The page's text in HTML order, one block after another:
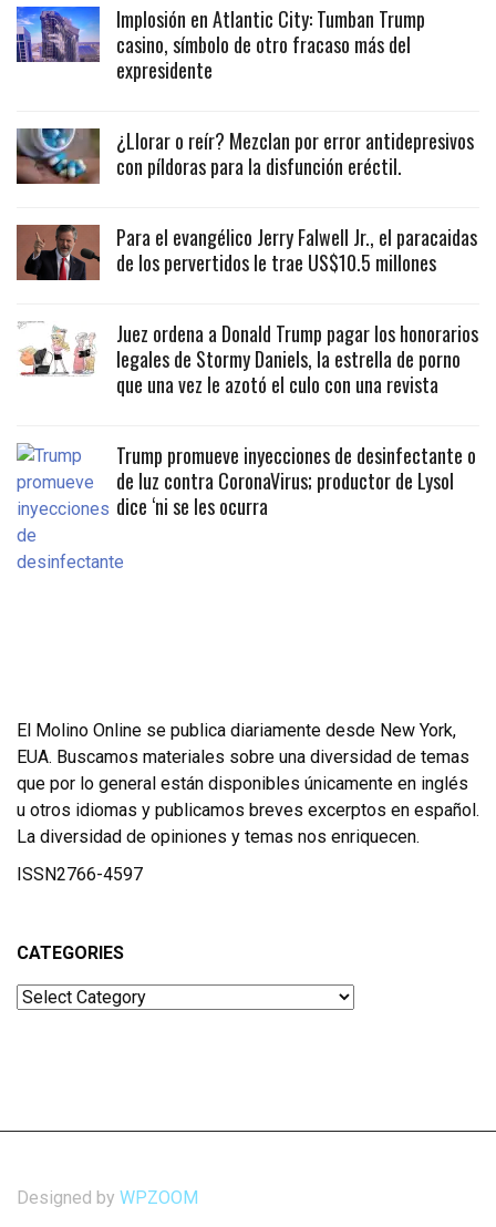
Implosión en Atlantic City: Tumban Trump
casino, símbolo de otro fracaso más del
expresidente
¿Llorar o reír? Mezclan por error antidepresivos
con píldoras para la disfunción eréctil.
Para el evangélico Jerry Falwell Jr., el paracaidas
de los pervertidos le trae US$10.5 millones
Juez ordena a Donald Trump pagar los honorarios
legales de Stormy Daniels, la estrella de porno
que una vez le azotó el culo con una revista
Trump promueve inyecciones de desinfectante o
de luz contra CoronaVirus; productor de Lysol
dice ‘ni se les ocurra
El Molino Online se publica diariamente desde New York,
EUA. Buscamos materiales sobre una diversidad de temas
que por lo general están disponibles únicamente en inglés
u otros idiomas y publicamos breves excerptos en español.
La diversidad de opiniones y temas nos enriquecen.
ISSN2766-4597
CATEGORIES
Categories
Designed by WPZOOM